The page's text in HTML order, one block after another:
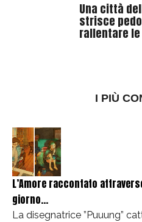
Una città
strisce
rallentare
I PIÙ
L’Amore raccontato
giorno...
La disegnatrice ”Puuung”